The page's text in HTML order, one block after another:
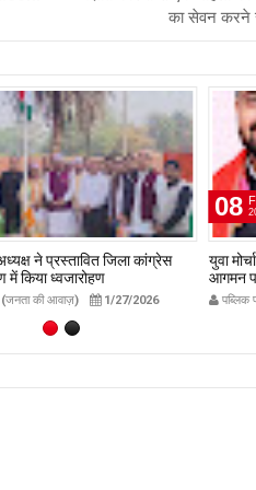
का सेवन करने
अध्यक्ष श्याम टेलर के अनूपपुर प्रथम
स्वागत युवा मोर्चा के ऊर्जावान
मिश्रा ने सभी युवाओं से सहभागिता
(जनता की आवाज़) 2/8/2026
07
लीटर
पब्लिक